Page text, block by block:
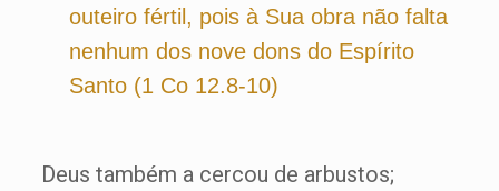
outeiro fértil, pois à Sua obra não falta
nenhum dos nove dons do Espírito
Santo (1 Co 12.8-10)
Deus também a cercou de arbustos;